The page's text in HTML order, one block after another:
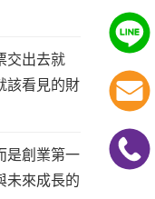
交出去就
該看見的財
是創業第一
未來成長的